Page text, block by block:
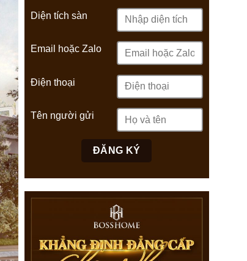
Diện tích sàn
Email hoặc Zalo
Điện thoại
Tên người gửi